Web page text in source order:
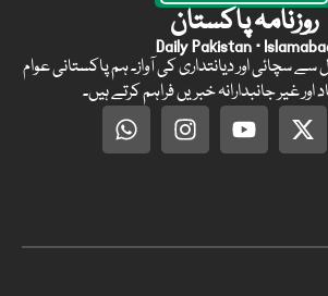
روزنامہ پاکستان
Daily Pakistan ·
پاکستان, 70 سال سے سچائی اور دیانتداری کی آواز۔ ہم پاکستانی عوام
اور غیر جانبدارانہ خبریں فراہم کرتے ہیں۔